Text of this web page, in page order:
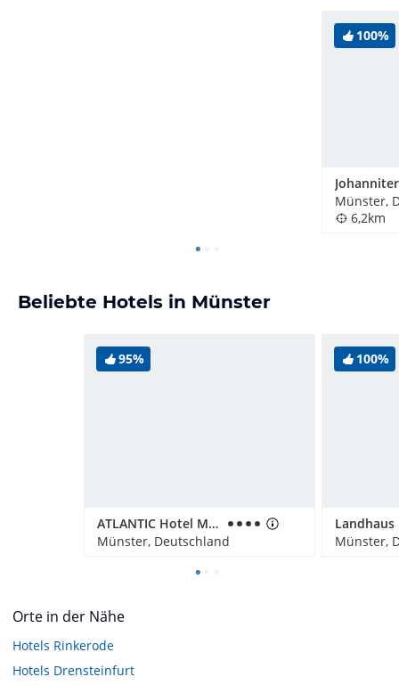
100%
Münster,
6,2km
Beliebte Hotels in Münster
95%
ATLANTIC Hotel Münster
Münster, Deutschland
100%
Landhaus
Münster,
Orte in der Nähe
Hotels Rinkerode
Hotels Drensteinfurt